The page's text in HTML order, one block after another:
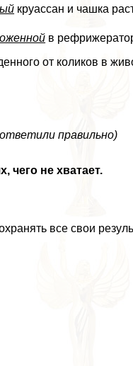
круассан и чашка
в
от коликов в
правильно)
чего не хватает.
все свои